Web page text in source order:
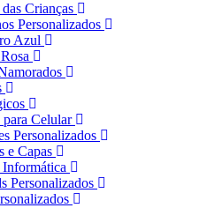
Crianças
Personalizados
Azul
para Celular
Personalizados
e Capas
Personalizados